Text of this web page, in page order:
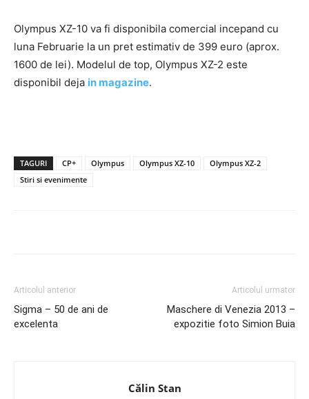
Olympus XZ-10 va fi disponibila comercial incepand cu
luna Februarie la un pret estimativ de 399 euro (aprox.
1600 de lei). Modelul de top, Olympus XZ-2 este
disponibil deja in magazine.
TAGURI CP+ Olympus Olympus XZ-10
Olympus XZ-2
Stiri si evenimente
Articolul anterior
Sigma – 50 de ani de
excelenta
Articolul urmator
Maschere di Venezia 2013 –
expozitie foto Simion Buia
Călin Stan